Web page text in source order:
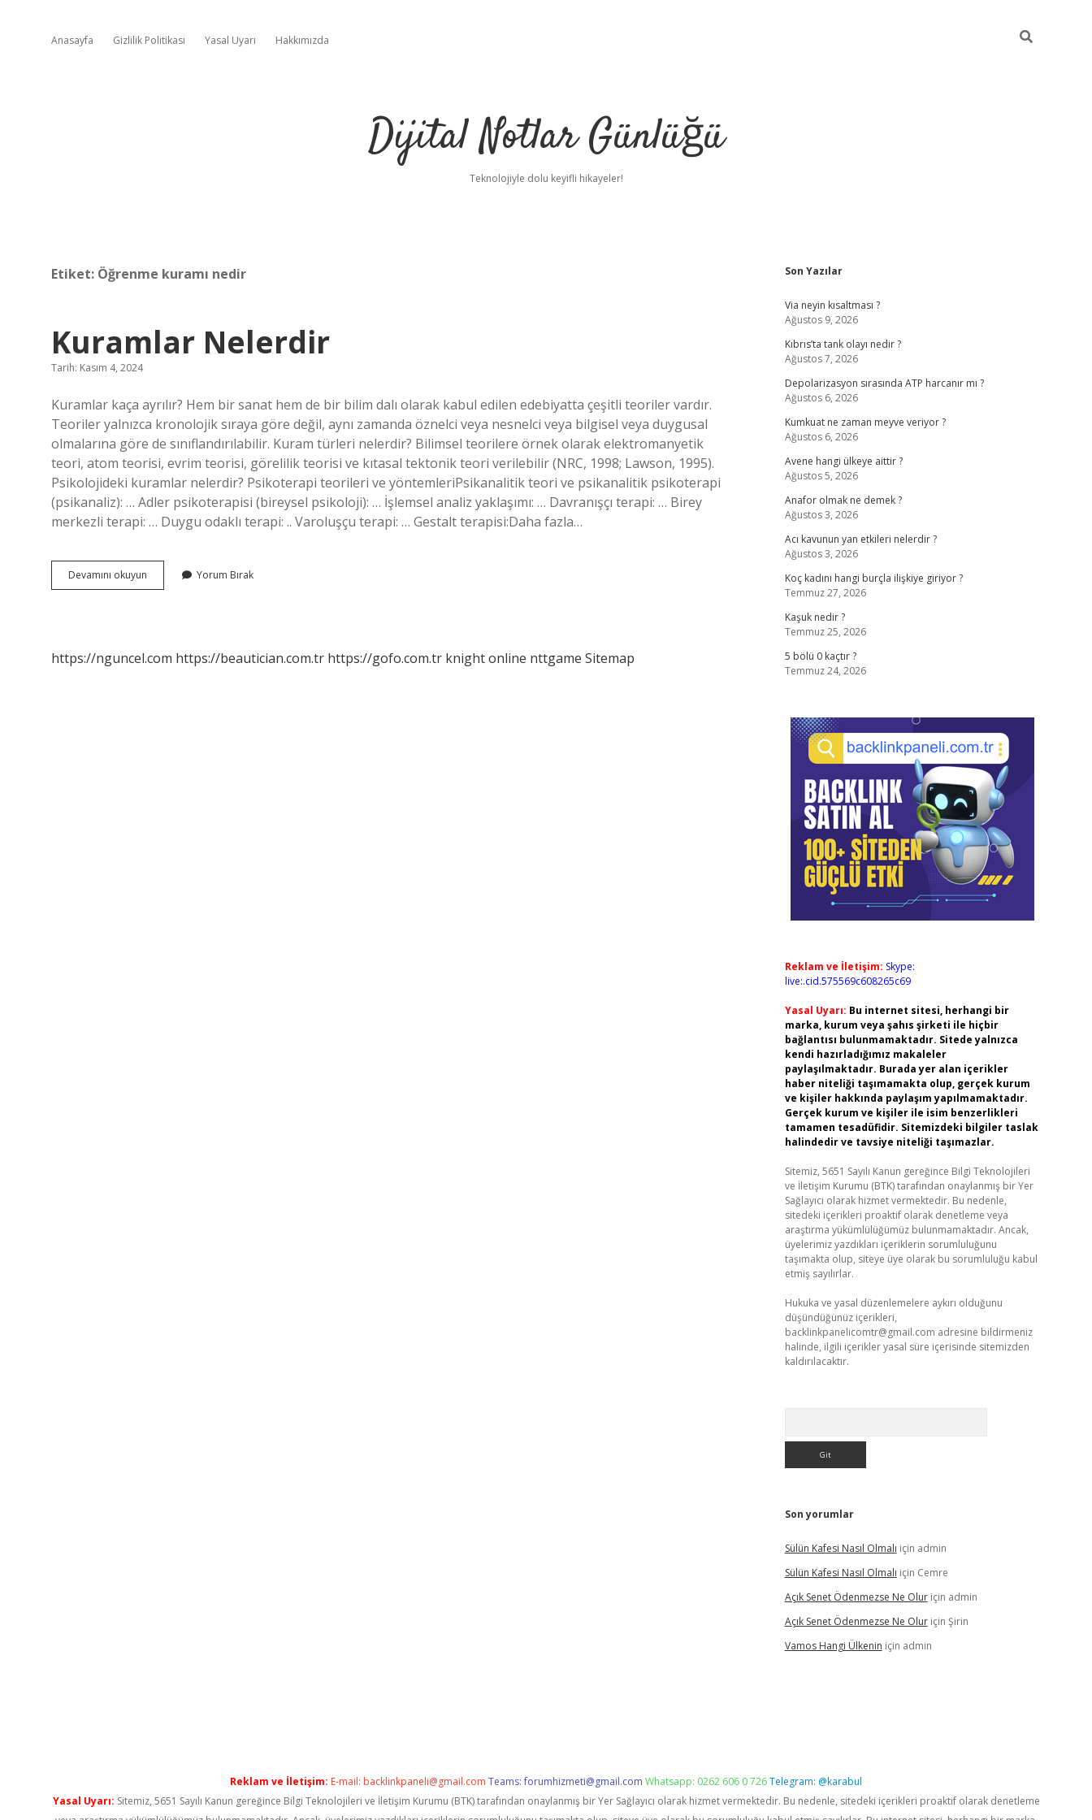
Anasayfa Gizlilik Politikası Yasal Uyarı Hakkımızda
Dijital Notlar Günlüğü
Teknolojiyle dolu keyifli hikayeler!
Etiket: Öğrenme kuramı nedir
Kuramlar Nelerdir
Tarih: Kasım 4, 2024
Kuramlar kaça ayrılır? Hem bir sanat hem de bir bilim dalı olarak kabul edilen edebiyatta çeşitli teoriler vardır.
Teoriler yalnızca kronolojik sıraya göre değil, aynı zamanda öznelci veya nesnelci veya bilgisel veya duygusal
olmalarına göre de sınıflandırılabilir. Kuram türleri nelerdir? Bilimsel teorilere örnek olarak elektromanyetik
teori, atom teorisi, evrim teorisi, görelilik teorisi ve kıtasal tektonik teori verilebilir (NRC, 1998; Lawson, 1995).
Psikolojideki kuramlar nelerdir? Psikoterapi teorileri ve yöntemleriPsikanalitik teori ve psikanalitik psikoterapi
(psikanaliz): … Adler psikoterapisi (bireysel psikoloji): … İşlemsel analiz yaklaşımı: … Davranışçı terapi: … Birey
merkezli terapi: … Duygu odaklı terapi: .. Varoluşçu terapi: … Gestalt terapisi:Daha fazla…
Devamını okuyun Kuramlar
Nelerdir
Yorum Bırak
https://nguncel.com https://beautician.com.tr https://gofo.com.tr knight online nttgame Sitemap
Sidebar
Son Yazılar
Via neyin kısaltması ?
Ağustos 9, 2026
Kıbrıs’ta tank olayı nedir ?
Ağustos 7, 2026
Depolarizasyon sırasında ATP harcanır mı ?
Ağustos 6, 2026
Kumkuat ne zaman meyve veriyor ?
Ağustos 6, 2026
Avene hangi ülkeye aittir ?
Ağustos 5, 2026
Anafor olmak ne demek ?
Ağustos 3, 2026
Acı kavunun yan etkileri nelerdir ?
Ağustos 3, 2026
Koç kadını hangi burçla ilişkiye giriyor ?
Temmuz 27, 2026
Kaşuk nedir ?
Temmuz 25, 2026
5 bölü 0 kaçtır ?
Temmuz 24, 2026
Reklam ve İletişim: Skype:
live:.cid.575569c608265c69
Yasal Uyarı: Bu internet sitesi, herhangi bir
marka, kurum veya şahıs şirketi ile hiçbir
bağlantısı bulunmamaktadır. Sitede yalnızca
kendi hazırladığımız makaleler
paylaşılmaktadır. Burada yer alan içerikler
haber niteliği taşımamakta olup, gerçek kurum
ve kişiler hakkında paylaşım yapılmamaktadır.
Gerçek kurum ve kişiler ile isim benzerlikleri
tamamen tesadüfidir. Sitemizdeki bilgiler taslak
halindedir ve tavsiye niteliği taşımazlar.
Sitemiz, 5651 Sayılı Kanun gereğince Bilgi Teknolojileri
ve İletişim Kurumu (BTK) tarafından onaylanmış bir Yer
Sağlayıcı olarak hizmet vermektedir. Bu nedenle,
sitedeki içerikleri proaktif olarak denetleme veya
araştırma yükümlülüğümüz bulunmamaktadır. Ancak,
üyelerimiz yazdıkları içeriklerin sorumluluğunu
taşımakta olup, siteye üye olarak bu sorumluluğu kabul
etmiş sayılırlar.
Hukuka ve yasal düzenlemelere aykırı olduğunu
düşündüğünüz içerikleri,
backlinkpanelicomtr@gmail.com adresine bildirmeniz
halinde, ilgili içerikler yasal süre içerisinde sitemizden
kaldırılacaktır.
Son yorumlar
Sülün Kafesi Nasıl Olmalı için admin
Sülün Kafesi Nasıl Olmalı için Cemre
Açık Senet Ödenmezse Ne Oluriçin admin
Açık Senet Ödenmezse Ne Oluriçin Şirin
Vamos Hangi Ülkenin için admin
Reklam ve İletişim: E-mail: backlinkpaneli@gmail.com Teams:forumhizmeti@gmail.com Whatsapp: 0262 606 0 726Telegram: @karabul
Yasal Uyarı: Sitemiz, 5651 Sayılı Kanun gereğince Bilgi Teknolojileri ve İletişim Kurumu (BTK) tarafından onaylanmış bir Yer Sağlayıcı olarak hizmet vermektedir. Bu nedenle, sitedeki içerikleri proaktif olarak denetleme